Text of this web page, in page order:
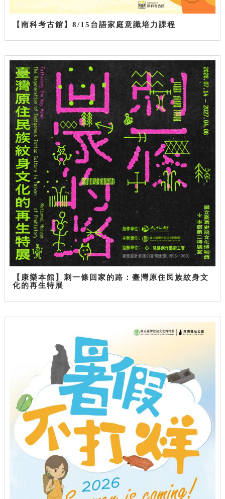
【南科考古館】8/15台語家庭意識培力課程
【康樂本館】刺一條回家的路：臺灣原住民族紋身文
化的再生特展